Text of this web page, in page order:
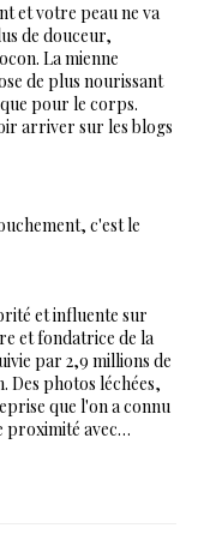
et votre peau ne va
de douceur,
La mienne
de plus nourissant
pour le corps.
arriver sur les blogs
c'est le
et influente sur
et fondatrice de la
par 2,9 millions de
Des photos léchées,
que l'on a connu
proximité avec…